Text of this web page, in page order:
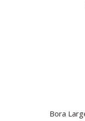
Bora